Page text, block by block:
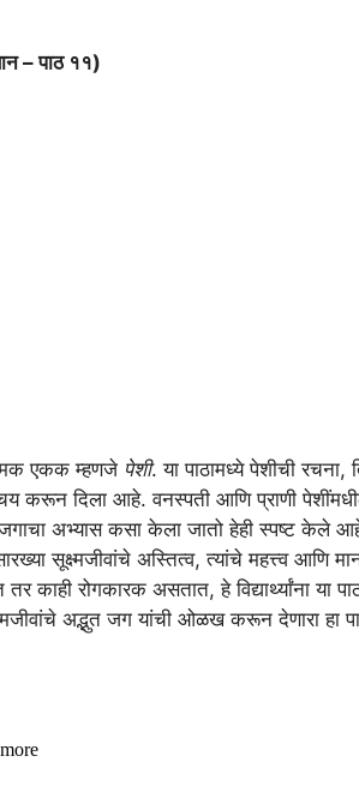
– पाठ ११)
एकक म्हणजे पेशी. या पाठामध्ये पेशीची
करून दिला आहे. वनस्पती आणि प्राणी
जगाचा अभ्यास कसा केला जातो हेही स्पष्ट केले
सूक्ष्मजीवांचे अस्तित्व, त्यांचे महत्त्व आणि
काही रोगकारक असतात, हे विद्यार्थ्यांना या
अद्भुत जग यांची ओळख करून देणारा हा पाठ